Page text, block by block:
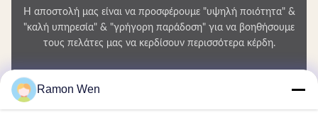
Η αποστολή μας είναι να προσφέρουμε "υψηλή ποιότητα" &
"καλή υπηρεσία" & "γρήγορη παράδοση" για να βοηθήσουμε
τους πελάτες μας να κερδίσουν περισσότερα κέρδη.
Το Όνομά Σας
Ramon Wen